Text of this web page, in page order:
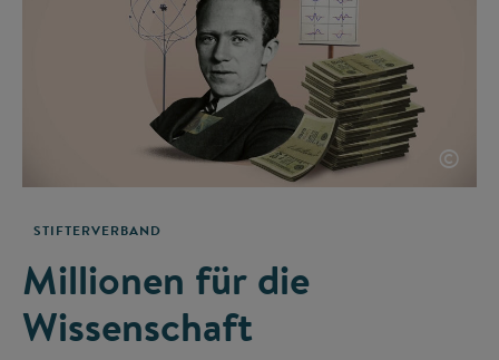
©
STIFTERVERBAND
Millionen für die
Wissenschaft